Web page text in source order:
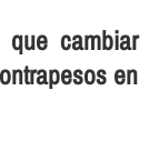
cambiar
en